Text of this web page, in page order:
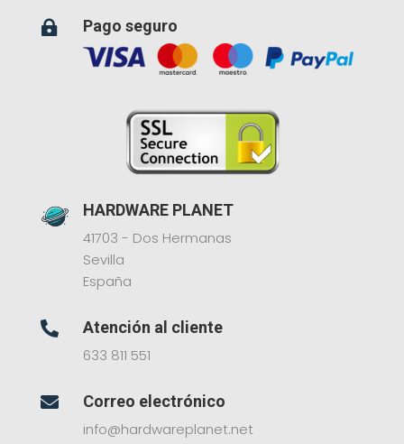
 Pago seguro
HARDWARE PLANET
41703 - Dos Hermanas
Sevilla
España

Atención al cliente
633 811 551

Correo electrónico
info@hardwareplanet.net